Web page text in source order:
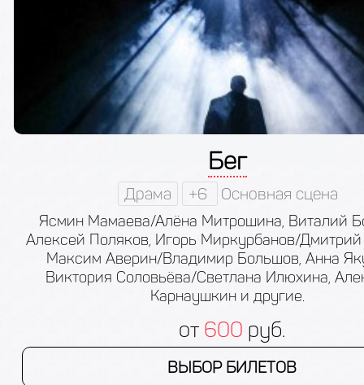
Бег
Драма +6 Основная сцена
Ясмин Мамаева/Алёна Митрошина, Виталий
Алексей Поляков, Игорь Миркурбанов/Дмитрий
Максим Аверин/Владимир Большов, Анна
Виктория Соловьёва/Светлана Илюхина,
Карнаушкин и другие.
от 600 руб.
ВЫБОР БИЛЕТОВ